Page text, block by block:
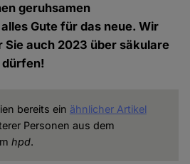
geruhsamen
Gute für das neue. Wir
auch 2023 über säkulare
bereits ein ähnlicher Artikel
Personen aus dem
hpd.